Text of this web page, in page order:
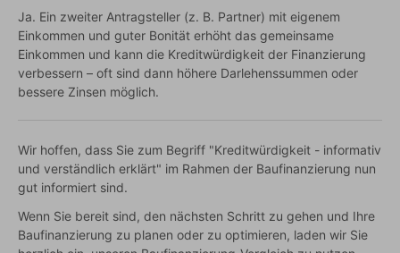
Ja. Ein zweiter Antragsteller (z. B. Partner) mit eigenem
Einkommen und guter Bonität erhöht das gemeinsame
Einkommen und kann die Kreditwürdigkeit der Finanzierung
verbessern – oft sind dann höhere Darlehenssummen oder
bessere Zinsen möglich.
Wir hoffen, dass Sie zum Begriff "Kreditwürdigkeit - informativ
und verständlich erklärt" im Rahmen der Baufinanzierung nun
gut informiert sind.
Wenn Sie bereit sind, den nächsten Schritt zu gehen und Ihre
Baufinanzierung zu planen oder zu optimieren, laden wir Sie